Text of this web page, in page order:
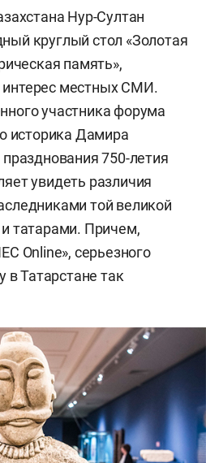
Нур-Султан
круглый стол «Золотая
память»,
местных СМИ.
участника форума
историка Дамира
750-летия
увидеть различия
той великой
татарами. Причем,
Online», серьезного
в Татарстане так